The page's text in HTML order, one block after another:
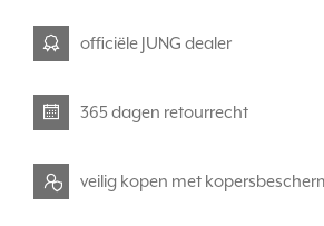
officiële JUNG dealer
365 dagen retourrecht
veilig kopen met